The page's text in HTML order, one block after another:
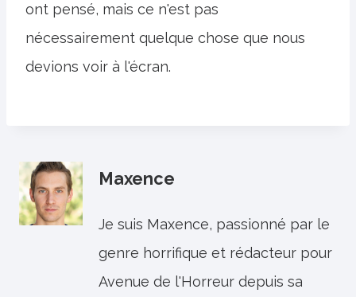
ont pensé, mais ce n'est pas
nécessairement quelque chose que nous
devions voir à l'écran.
Maxence
Je suis Maxence, passionné par le
genre horrifique et rédacteur pour
Avenue de l'Horreur depuis sa